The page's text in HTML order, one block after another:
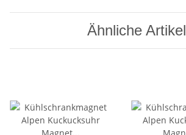
Ähnliche Artikel